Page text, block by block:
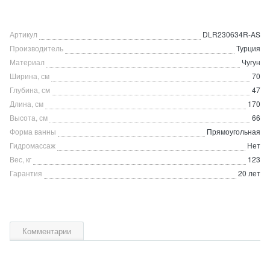
Артикул
DLR230634R-AS
Производитель
Турция
Материал
Чугун
Ширина, см
70
Глубина, см
47
Длина, см
170
Высота, см
66
Форма ванны
Прямоугольная
Гидромассаж
Нет
Вес, кг
123
Гарантия
20 лет
Комментарии